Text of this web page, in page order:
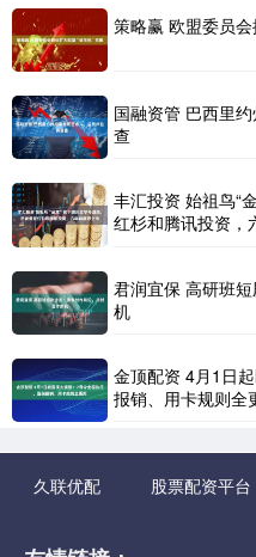
策略赢 欧盟委员
国融资管 巴西里
查
丰汇投资 始祖鸟“
红杉和腾讯投资，
君润宜保 高研班
机
金顶配资 4月1日
报销、用卡规则全
久联优配 股票配资平台